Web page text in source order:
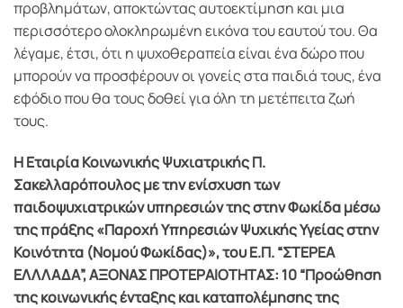
προβλημάτων, αποκτώντας αυτοεκτίμηση και μια
περισσότερο ολοκληρωμένη εικόνα του εαυτού του. Θα
λέγαμε, έτσι, ότι η ψυχοθεραπεία είναι ένα δώρο που
μπορούν να προσφέρουν οι γονείς στα παιδιά τους, ένα
εφόδιο που θα τους δοθεί για όλη τη μετέπειτα ζωή
τους.
Η Εταιρία Κοινωνικής Ψυχιατρικής Π.
Σακελλαρόπουλος με την ενίσχυση των
παιδοψυχιατρικών υπηρεσιών της στην Φωκίδα μέσω
της πράξης «Παροχή Υπηρεσιών Ψυχικής Υγείας στην
Κοινότητα (Νομού Φωκίδας)», του Ε.Π. “ΣΤΕΡΕΑ
ΕΛΛΛΑΔΑ”, ΑΞΟΝΑΣ ΠΡΟΤΕΡΑΙΟΤΗΤΑΣ: 10 “Προώθηση
της κοινωνικής ένταξης και καταπολέμησης της